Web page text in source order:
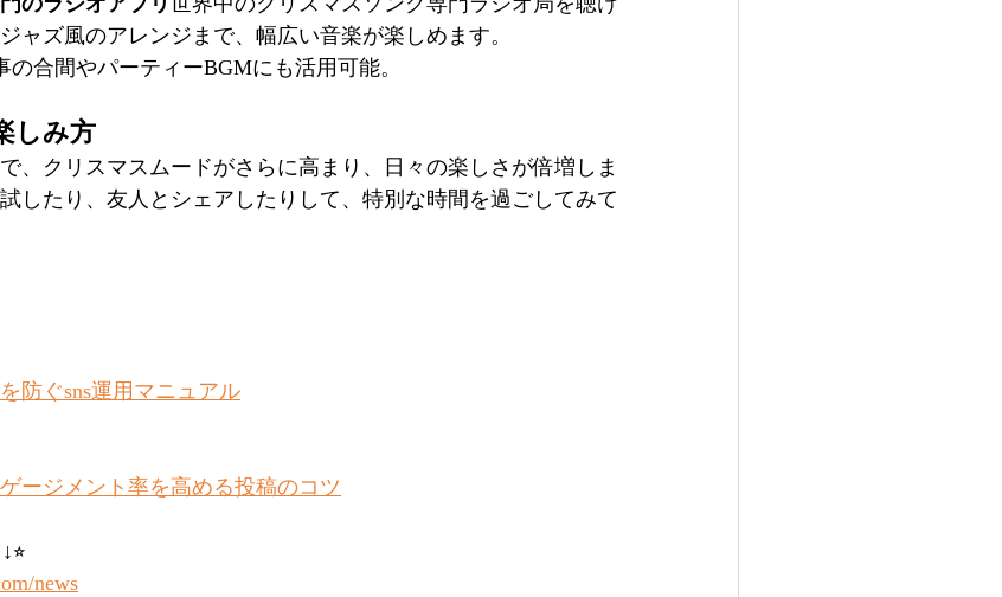
ャズ風のアレンジまで、幅広い音楽が楽しめます。
の合間やパーティーBGMにも活用可能。
しみ方
、クリスマスムードがさらに高まり、日々の楽しさが倍増しま
したり、友人とシェアしたりして、特別な時間を過ごしてみて
防ぐsns運用マニュアル
ージメント率を高める投稿のコツ
news